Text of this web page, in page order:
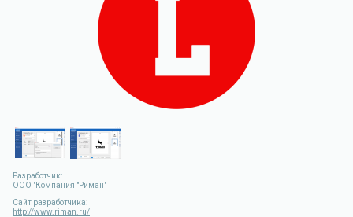
Разработчик:
ООО "Компания "Риман"
Сайт разработчика:
http://www.riman.ru/